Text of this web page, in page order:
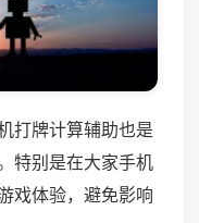
打牌计算辅助也是
特别是在大家手机
戏体验，避免影响